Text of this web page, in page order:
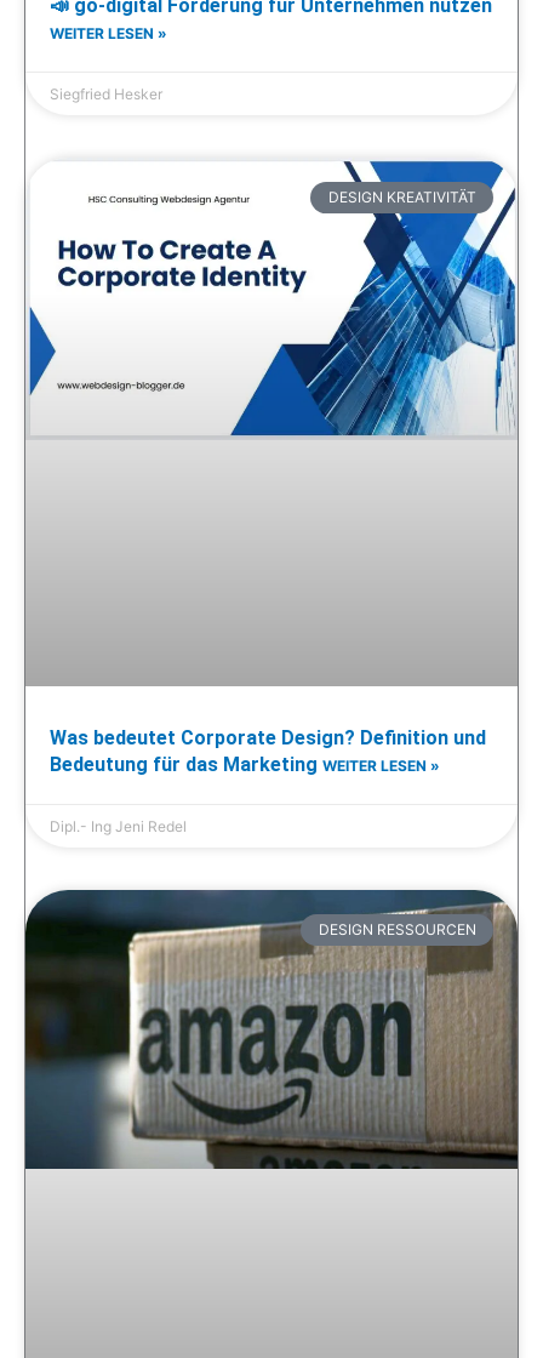
📣 go-digital Förderung für Unternehmen nutzen
WEITER LESEN »
Siegfried Hesker
DESIGN KREATIVITÄT
Was bedeutet Corporate Design? Definition und
Bedeutung für das Marketing WEITER LESEN »
Dipl.- Ing Jeni Redel
DESIGN RESSOURCEN